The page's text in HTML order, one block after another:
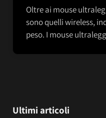
Oltre ai mouse
sono quelli wireless,
peso. I mouse
Ultimi articoli